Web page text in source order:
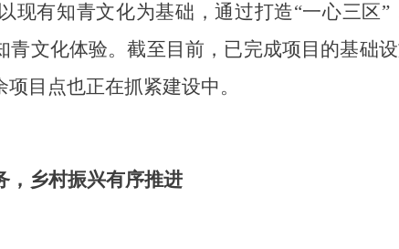
现有知青文化为基础，通过打造“一心三区”
青文化体验。截至目前，已完成项目的基础
目点也正在抓紧建设中。
，乡村振兴有序推进